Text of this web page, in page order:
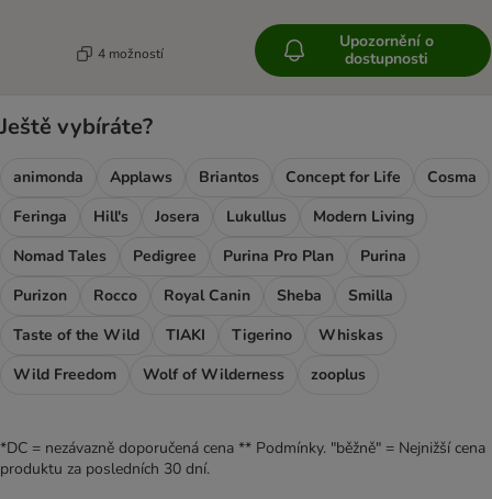
4 možností
Upozornění o
dostupnosti
Ještě vybíráte?
animonda Applaws Briantos Concept for Life
Cosma
Feringa
Hill's Josera Lukullus
Modern Living
Nomad Tales
Pedigree Purina Pro Plan
Purina
Purizon
Rocco Royal Canin Sheba
Smilla
Taste of the Wild
TIAKI Tigerino
Whiskas
Wild Freedom
Wolf of Wilderness zooplus
*DC = nezávazně doporučená cena ** Podmínky. "běžně" = Nejnižší cena
produktu za posledních 30 dní.